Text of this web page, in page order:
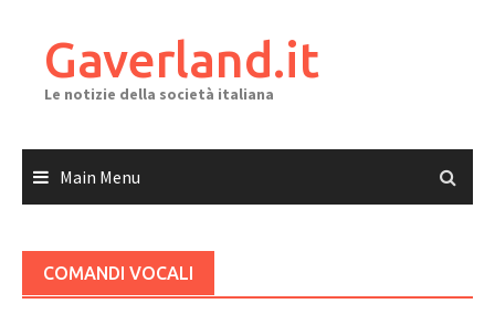
contentGaverland.it
Le notizie della società italiana
Main Menu
COMANDI VOCALI